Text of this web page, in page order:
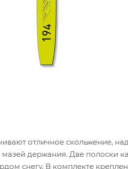
отличное скольжение,
держания. Две полоски
снегу. В комплекте